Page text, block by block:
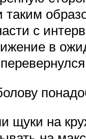
таким
с
в
щуки на